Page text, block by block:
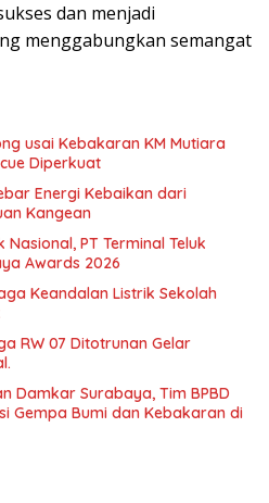
dan menjadi
menggabungkan semangat
usai Kebakaran KM Mutiara
Diperkuat
Energi Kebaikan dari
Kangean
PT Terminal Teluk
Awards 2026
Keandalan Listrik Sekolah
RW 07 Ditotrunan Gelar
Damkar Surabaya, Tim BPBD
Gempa Bumi dan Kebakaran di